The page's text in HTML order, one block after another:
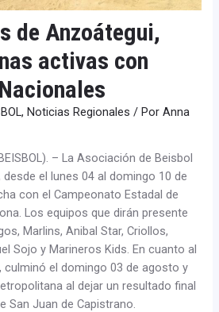
de Anzoátegui,
activas con
,Noticias Regionales / PorAnna
– La Asociación de Beisbol
el lunes 04 al domingo 10 de
con el Campeonato Estadal de
Los equipos que dirán presente
Marlins, Anibal Star, Criollos,
Sojo y Marineros Kids. En cuanto al
culminó el domingo 03 de agosto y
al dejar un resultado final
San Juan de Capistrano.